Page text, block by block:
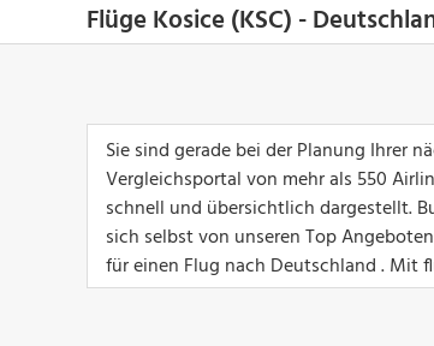
Flüge Kosice (KSC) -
Sie sind gerade bei der Planung Ihrer
Vergleichsportal von mehr als 550
schnell und übersichtlich dargestellt.
sich selbst von unseren Top
für einen Flug nach Deutschland . Mit